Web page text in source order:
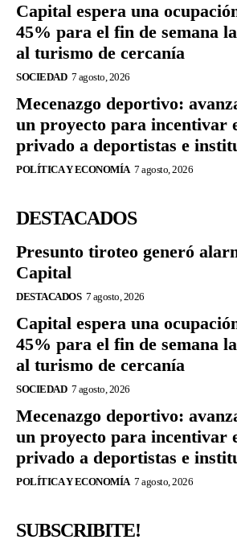
Capital espera una
45% para el fin de semana
al turismo de cercanía
SOCIEDAD 7 agosto, 2026
Mecenazgo deportivo:
un proyecto para incentivar
privado a deportistas e
POLÍTICA Y ECONOMÍA 7 agosto, 2026
DESTACADOS
Presunto tiroteo generó
Capital
DESTACADOS 7 agosto, 2026
Capital espera una
45% para el fin de semana
al turismo de cercanía
SOCIEDAD 7 agosto, 2026
Mecenazgo deportivo:
un proyecto para incentivar
privado a deportistas e
POLÍTICA Y ECONOMÍA 7 agosto, 2026
SUBSCRIBITE!